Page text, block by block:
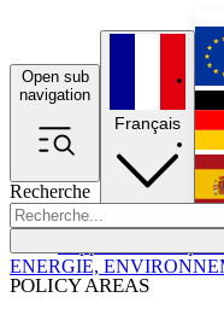
Open sub
navigation
Recherche
POLICY AREAS
Français
ENERGIE,